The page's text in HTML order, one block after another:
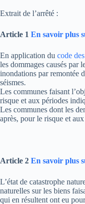
Extrait de l’arrêté :
Article 1 En savoir plus
En application du code
les dommages causés par
inondations par remontée
séismes.
Les communes faisant
risque et aux périodes
Les communes dont les
après, pour le risque et
Article 2 En savoir plus
L’état de catastrophe
naturelles sur les biens
qui en résultent ont eu